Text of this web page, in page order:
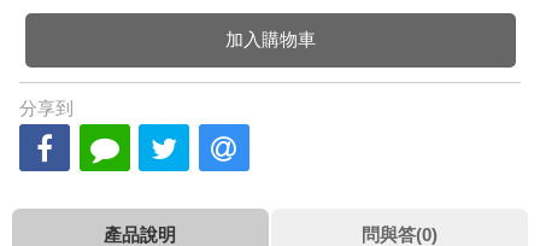
加入購物車
分享到
產品說明 問與答(0)